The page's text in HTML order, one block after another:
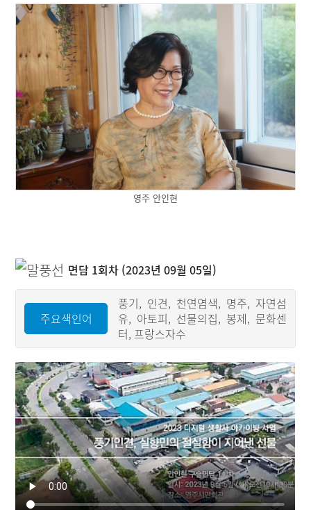
영주 안인현
면담 1회차 (2023년 09월 05일)
주요색인어
풍기, 인견, 천연염색, 명주, 자연섬
유, 아토피, 선물의집, 봉제, 문화센
터, 프랑스자수